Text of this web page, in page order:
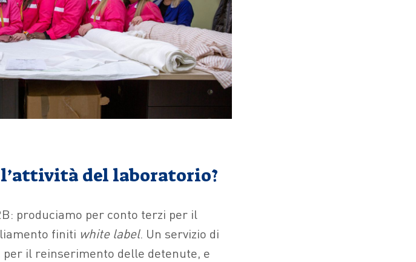
del laboratorio?
produciamo per conto terzi per il
finiti white label. Un servizio di
il reinserimento delle detenute, e